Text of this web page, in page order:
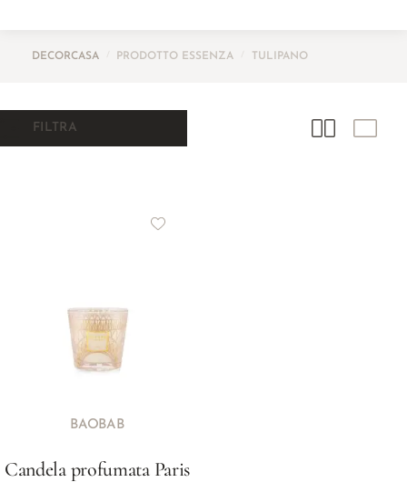
DECORCASA PRODOTTO ESSENZA TULIPANO
FILTRA
BAOBAB
Candela profumata Paris